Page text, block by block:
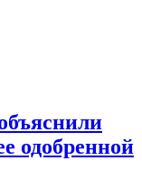
одобренной